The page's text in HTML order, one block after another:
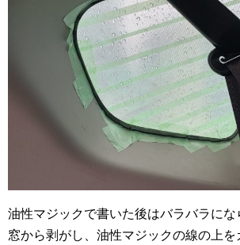
油性マジックで書いた後はバラバラにな
窓から剥がし、油性マジックの線の上